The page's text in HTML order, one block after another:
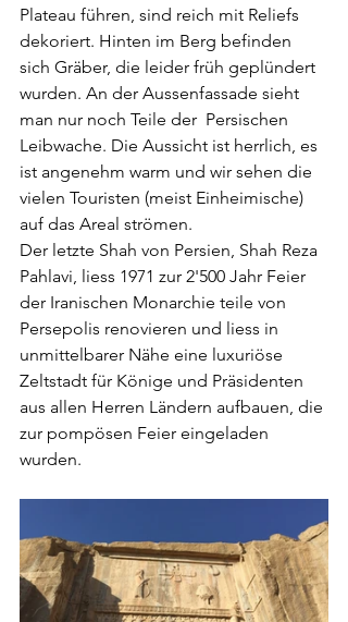
Plateau führen, sind reich mit Reliefs
dekoriert. Hinten im Berg befinden
sich Gräber, die leider früh geplündert
wurden. An der Aussenfassade sieht
man nur noch Teile der  Persischen
Leibwache. Die Aussicht ist herrlich, es
ist angenehm warm und wir sehen die
vielen Touristen (meist Einheimische)
auf das Areal strömen.
Der letzte Shah von Persien, Shah Reza
Pahlavi, liess 1971 zur 2'500 Jahr Feier
der Iranischen Monarchie teile von
Persepolis renovieren und liess in
unmittelbarer Nähe eine luxuriöse
Zeltstadt für Könige und Präsidenten
aus allen Herren Ländern aufbauen, die
zur pompösen Feier eingeladen
wurden.